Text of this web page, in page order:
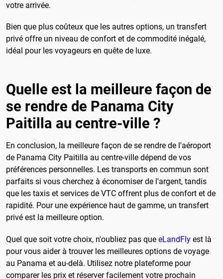
votre arrivée.
Bien que plus coûteux que les autres options, un transfert
privé offre un niveau de confort et de commodité inégalé,
idéal pour les voyageurs en quête de luxe.
Quelle est la meilleure façon de
se rendre de Panama City
Paitilla au centre-ville ?
En conclusion, la meilleure façon de se rendre de l'aéroport
de Panama City Paitilla au centre-ville dépend de vos
préférences personnelles. Les transports en commun sont
parfaits si vous cherchez à économiser de l'argent, tandis
que les taxis et services de VTC offrent plus de confort et de
rapidité. Pour une expérience haut de gamme, un transfert
privé est la meilleure option.
Quel que soit votre choix, n'oubliez pas que eLandFly est là
pour vous aider à trouver les meilleures options de voyage
au Panama et au-delà. Utilisez notre plateforme pour
comparer les prix et réserver facilement votre prochain